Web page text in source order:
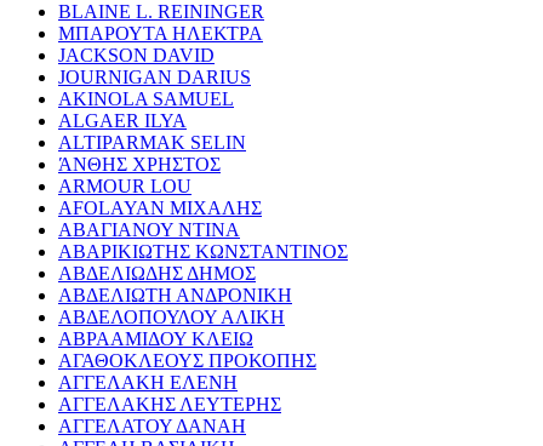
BLAINE L. REININGER
ΜΠΑΡΟΥΤΑ ΗΛΕΚΤΡΑ
JACKSON DAVID
JOURNIGAN DARIUS
AKINOLA SAMUEL
ALGAER ILYA
ALTIPARMAK SELIN
ΆΝΘΗΣ ΧΡΗΣΤΟΣ
ARMOUR LOU
AFOLAYAN ΜΙΧΑΛΗΣ
ΑΒΑΓΙΑΝΟΥ ΝΤΙΝΑ
ΑΒΑΡΙΚΙΩΤΗΣ ΚΩΝΣΤΑΝΤΙΝΟΣ
ΑΒΔΕΛΙΩΔΗΣ ΔΗΜΟΣ
ΑΒΔΕΛΙΩΤΗ ΑΝΔΡΟΝΙΚΗ
ΑΒΔΕΛΟΠΟΥΛΟΥ ΑΛΙΚΗ
ΑΒΡΑΑΜΙΔΟΥ ΚΛΕΙΩ
ΑΓΑΘΟΚΛΕΟΥΣ ΠΡΟΚΟΠΗΣ
ΑΓΓΕΛΑΚΗ ΕΛΕΝΗ
ΑΓΓΕΛΑΚΗΣ ΛΕΥΤΕΡΗΣ
ΑΓΓΕΛΑΤΟΥ ΔΑΝΑΗ